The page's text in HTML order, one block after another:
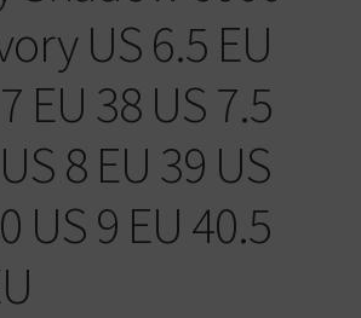
US 6.5 EU
EU 38 US 7.5
8 EU 39 US
US 9 EU 40.5